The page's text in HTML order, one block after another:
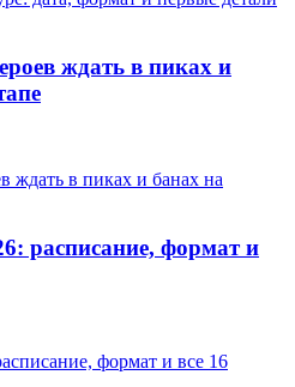
ждать в пиках и
расписание, формат и